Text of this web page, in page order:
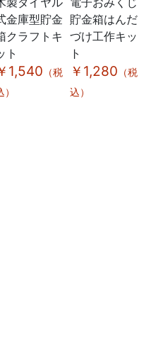
金庫型貯金
クラフトキ
ト
1,540 （税
）
貯金箱はんだ
づけ工作キッ
ト
￥1,280 （税
込）